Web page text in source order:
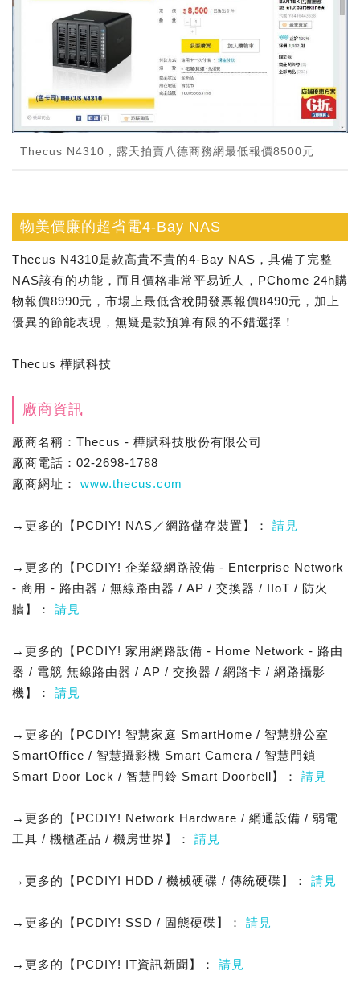
Thecus N4310，露天拍賣八德商務網最低報價8500元
物美價廉的超省電4-Bay NAS
Thecus N4310是款高貴不貴的4-Bay NAS，具備了完整
NAS該有的功能，而且價格非常平易近人，PChome 24h購
物報價8990元，市場上最低含稅開發票報價8490元，加上
優異的節能表現，無疑是款預算有限的不錯選擇！
Thecus 樺賦科技
廠商資訊
廠商名稱：Thecus - 樺賦科技股份有限公司
廠商電話：02-2698-1788
廠商網址： www.thecus.com
→更多的【PCDIY! NAS／網路儲存裝置】： 請見
→更多的【PCDIY! 企業級網路設備 - Enterprise Network
- 商用 - 路由器 / 無線路由器 / AP / 交換器 / IIoT / 防火
牆】： 請見
→更多的【PCDIY! 家用網路設備 - Home Network - 路由
器 / 電競 無線路由器 / AP / 交換器 / 網路卡 / 網路攝影
機】： 請見
→更多的【PCDIY! 智慧家庭 SmartHome / 智慧辦公室
SmartOffice / 智慧攝影機 Smart Camera / 智慧門鎖
Smart Door Lock / 智慧門鈴 Smart Doorbell】： 請見
→更多的【PCDIY! Network Hardware / 網通設備 / 弱電
工具 / 機櫃產品 / 機房世界】： 請見
→更多的【PCDIY! HDD / 機械硬碟 / 傳統硬碟】： 請見
→更多的【PCDIY! SSD / 固態硬碟】： 請見
→更多的【PCDIY! IT資訊新聞】： 請見